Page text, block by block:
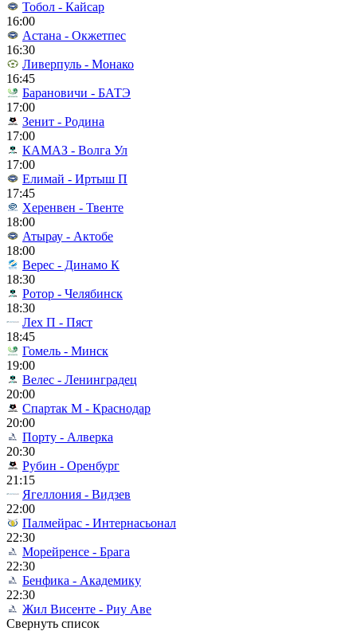
Тобол - Кайсар
16:00
Астана - Окжетпес
16:30
Ливерпуль - Монако
16:45
Барановичи - БАТЭ
17:00
Зенит - Родина
17:00
КАМАЗ - Волга Ул
17:00
Елимай - Иртыш П
17:45
Херенвен - Твенте
18:00
Атырау - Актобе
18:00
Верес - Динамо К
18:30
Ротор - Челябинск
18:30
Лех П - Пяст
18:45
Гомель - Минск
19:00
Велес - Ленинградец
20:00
Спартак М - Краснодар
20:00
Порту - Алверка
20:30
Рубин - Оренбург
21:15
Ягеллония - Видзев
22:00
Палмейрас - Интернасьонал
22:30
Морейренсе - Брага
22:30
Бенфика - Академику
22:30
Жил Висенте - Риу Аве
Свернуть список